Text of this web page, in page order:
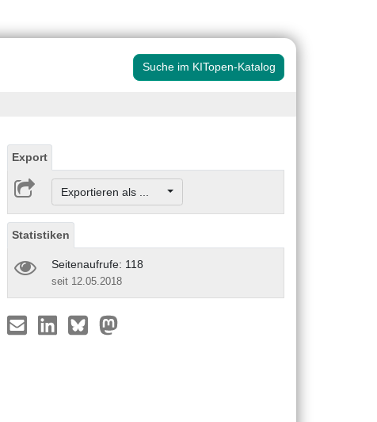
Suche im KITopen-Katalog
Export
Exportieren als ...
Statistiken
Seitenaufrufe: 118
seit 12.05.2018